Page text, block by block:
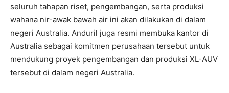
seluruh tahapan riset, pengembangan, serta produksi
wahana nir-awak bawah air ini akan dilakukan di dalam
negeri Australia. Anduril juga resmi membuka kantor di
Australia sebagai komitmen perusahaan tersebut untuk
mendukung proyek pengembangan dan produksi XL-AUV
tersebut di dalam negeri Australia.